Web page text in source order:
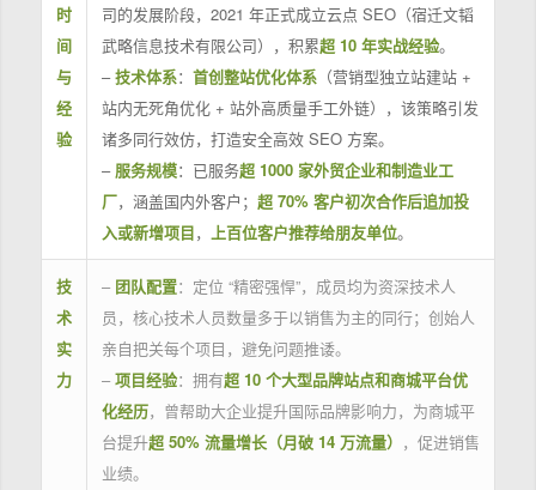
时
间
与
经
验
司的发展阶段，2021 年正式成立云点 SEO（宿迁文韬
武略信息技术有限公司），积累超 10 年实战经验。
–技术体系： 首创整站优化体系（营销型独立站建站 +
站内无死角优化 + 站外高质量手工外链），该策略引发
诸多同行效仿，打造安全高效 SEO 方案。
– 服务规模：已服务超 1000 家外贸企业和制造业工
厂，涵盖国内外客户； 超 70% 客户初次合作后追加投
入或新增项目， 上百位客户推荐给朋友单位。
技
术
实
力
– 团队配置：定位 “精密强悍”，成员均为资深技术人
员，核心技术人员数量多于以销售为主的同行；创始人
亲自把关每个项目，避免问题推诿。
– 项目经验：拥有超 10 个大型品牌站点和商城平台优
化经历，曾帮助大企业提升国际品牌影响力，为商城平
台提升超 50% 流量增长（月破 14 万流量） ，促进销售
业绩。